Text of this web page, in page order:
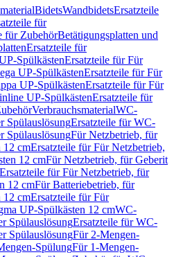
BidetsWandbidetsErsatzteile
für
für ZubehörBetätigungsplatten und
Ersatzteile für
SpülkästenErsatzteile für Für
UP-SpülkästenErsatzteile für Für
UP-SpülkästenErsatzteile für Für
UP-SpülkästenErsatzteile für
VerbrauchsmaterialWC-
SpülauslösungErsatzteile für WC-
SpülauslösungFür Netzbetrieb, für
12 cmErsatzteile für Für Netzbetrieb,
12 cmFür Netzbetrieb, für Geberit
Ersatzteile für Für Netzbetrieb, für
12 cmFür Batteriebetrieb, für
12 cmErsatzteile für Für
UP-Spülkästen 12 cmWC-
SpülauslösungErsatzteile für WC-
SpülauslösungFür 2-Mengen-
SpülungFür 1-Mengen-